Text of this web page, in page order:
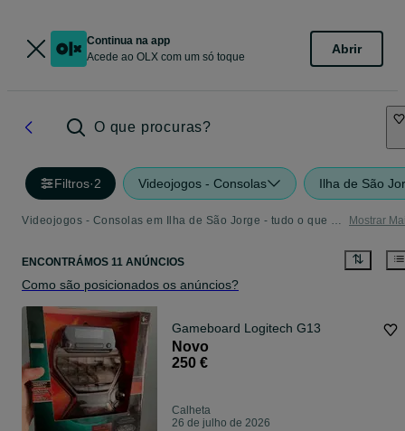
Continua na app
Acede ao OLX com um só toque
Abrir
O que procuras?
Filtros·2 Videojogos - Consolas Ilha de São
Videojogos - Consolas em Ilha de São Jorge - tudo o que precisa Mostrar
ENCONTRÁMOS 11 ANÚNCIOS
Como são posicionados os anúncios?
Gameboard Logitech G13
Novo
250 €
Calheta
26 de julho de 2026